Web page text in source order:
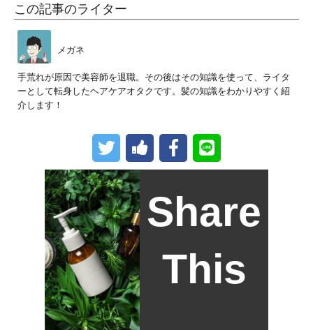
この記事のライター
メガネ
手荒れが原因で美容師を退職。その後はその知識を使って、ライタ
ーとして転身したヘアケアオタクです。髪の知識をわかりやすく紹
介します！
Share
This